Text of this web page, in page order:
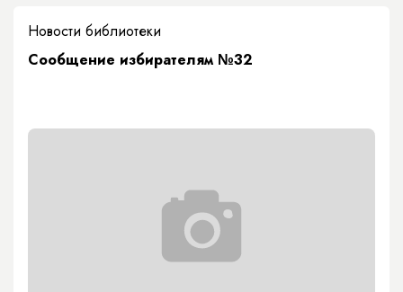
Новости библиотеки
Сообщение избирателям №32